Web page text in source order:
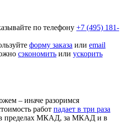
по телефону +7 (495) 181-
форму заказа или email
сэкономить или ускорить
– иначе разоримся
работ падает в три раза
пределах МКАД, за МКАД и в